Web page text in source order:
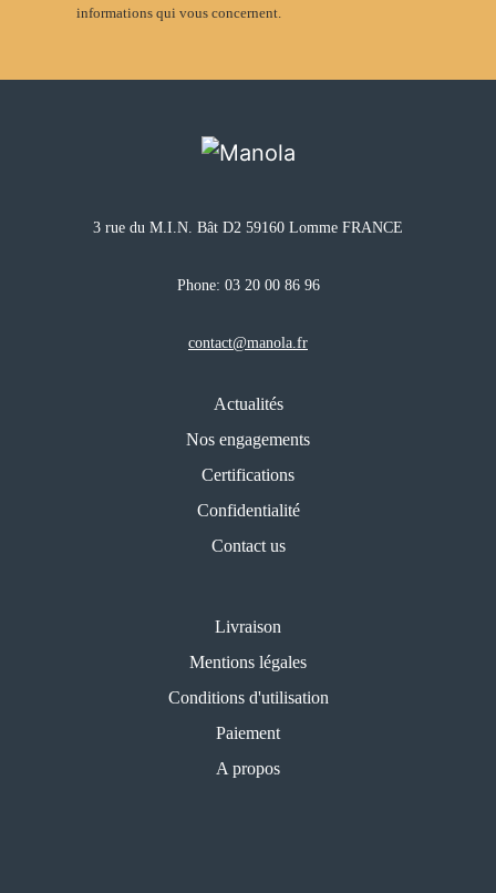
3 rue du M.I.N. Bât D2 59160 Lomme FRANCE
Phone: 03 20 00 86 96
contact@manola.fr
Actualités
Nos engagements
Certifications
Confidentialité
Contact us
Livraison
Mentions légales
Conditions d'utilisation
Paiement
A propos
informations qui vous concernent.